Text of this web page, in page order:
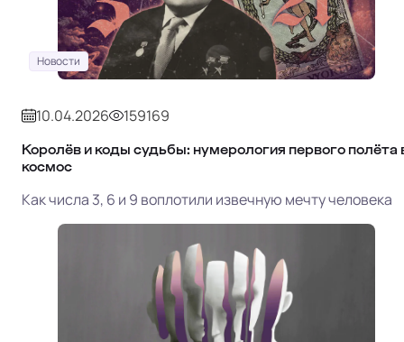
Новости
10.04.2026 159169
Королёв и коды судьбы: нумерология первого полёта
космос
Как числа 3, 6 и 9 воплотили извечную мечту человека